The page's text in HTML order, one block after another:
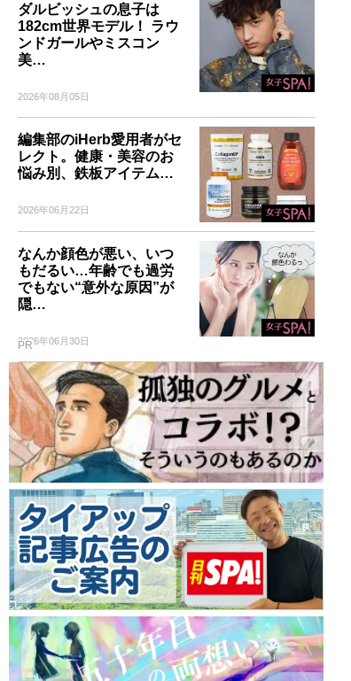
ダルビッシュの息子は
182cm世界モデル！ ラウ
ンドガールやミスコン
美…
2026年08月05日
編集部のiHerb愛用者がセ
レクト。健康・美容のお
悩み別、鉄板アイテム…
2026年06月22日
なんか顔色が悪い、いつ
もだるい…年齢でも過労
でもない“意外な原因”が
隠…
2026年06月30日
PR